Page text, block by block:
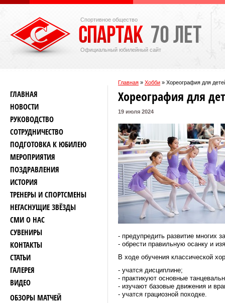
Спортивное общество
Официальный юбилейный сайт
Главная » Хобби » Хореография для
ГЛАВНАЯ
НОВОСТИ
РУКОВОДСТВО
СОТРУДНИЧЕСТВО
ПОДГОТОВКА К ЮБИЛЕЮ
МЕРОПРИЯТИЯ
ПОЗДРАВЛЕНИЯ
ИСТОРИЯ
ТРЕНЕРЫ И СПОРТСМЕНЫ
НЕГАСНУЩИЕ ЗВЁЗДЫ
СМИ О НАС
СУВЕНИРЫ
КОНТАКТЫ
СТАТЬИ
ГАЛЕРЕЯ
ВИДЕО
ОБЗОРЫ МАТЧЕЙ
Хореография для
19 июля 2024
- предупредить развитие многих
- обрести правильную осанку и
В ходе обучения классической
- учатся дисциплине;
- практикуют основные
- изучают базовые движения и
- учатся грациозной походке.